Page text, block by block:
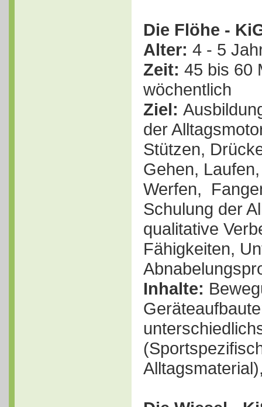
Die Flöhe -
Alter: 4 - 5
Zeit: 45 bis 60
wöchentlich
Ziel:
der
Stützen,
Gehen,
Werfen,
Schulung der
qualitative
Fähigkeiten,
Inhalte: